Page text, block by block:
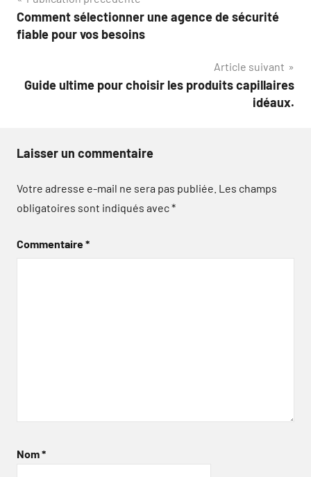
de
Comment sélectionner une agence de sécurité
fiable pour vos besoins
Article suivant
Guide ultime pour choisir les produits capillaires
idéaux.
Laisser un commentaire
Votre adresse e-mail ne sera pas publiée. Les champs
obligatoires sont indiqués avec*
Commentaire*
Nom*